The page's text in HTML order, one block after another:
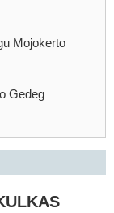
Mojokerto
Gedeg